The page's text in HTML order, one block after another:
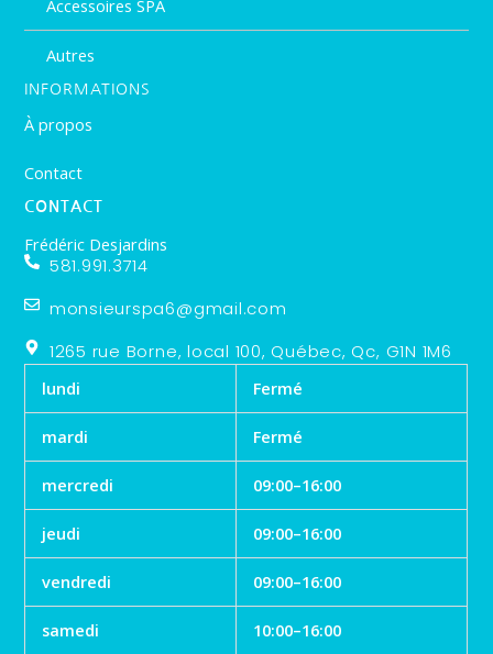
Accessoires SPA
Autres
INFORMATIONS
À propos
Contact
CONTACT
Frédéric Desjardins
581.991.3714
monsieurspa6@gmail.com
1265 rue Borne, local 100, Québec, Qc, G1N 1M6
lundi Fermé
mardi Fermé
mercredi 09:00–16:00
jeudi 09:00–16:00
vendredi 09:00–16:00
samedi 10:00–16:00